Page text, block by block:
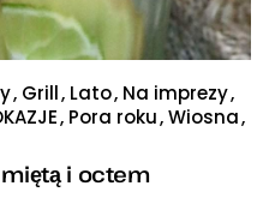
Grill Lato Na imprezy
Pora roku Wiosna
i octem